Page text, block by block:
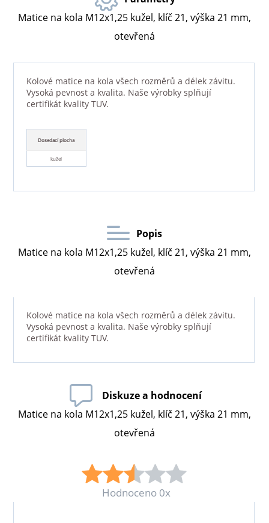
Matice na kola M12x1,25 kužel, klíč 21, výška 21 mm,
otevřená
Kolové matice na kola všech rozměrů a délek závitu.
Vysoká pevnost a kvalita. Naše výrobky splňují
certifikát kvality TUV.
Dosedací plocha
kužel
Popis
Matice na kola M12x1,25 kužel, klíč 21, výška 21 mm,
otevřená
Kolové matice na kola všech rozměrů a délek závitu.
Vysoká pevnost a kvalita. Naše výrobky splňují
certifikát kvality TUV.
Diskuze a hodnocení
Matice na kola M12x1,25 kužel, klíč 21, výška 21 mm,
otevřená
Hodnoceno 0x